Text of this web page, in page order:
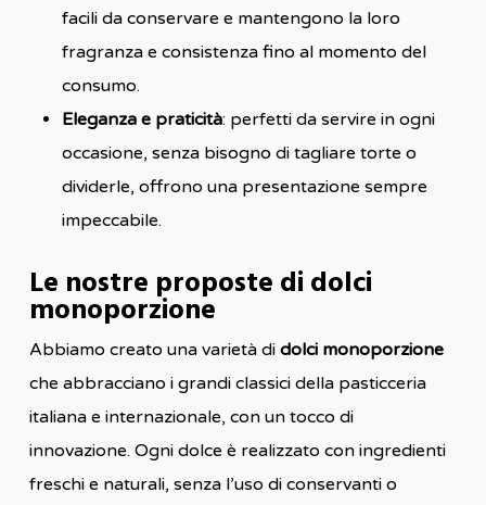
facili da conservare e mantengono la loro
fragranza e consistenza fino al momento del
consumo.
Eleganza e praticità: perfetti da servire in ogni
occasione, senza bisogno di tagliare torte o
dividerle, offrono una presentazione sempre
impeccabile.
Le nostre proposte di dolci
monoporzione
Abbiamo creato una varietà di dolci monoporzione
che abbracciano i grandi classici della pasticceria
italiana e internazionale, con un tocco di
innovazione. Ogni dolce è realizzato con ingredienti
freschi e naturali, senza l’uso di conservanti o